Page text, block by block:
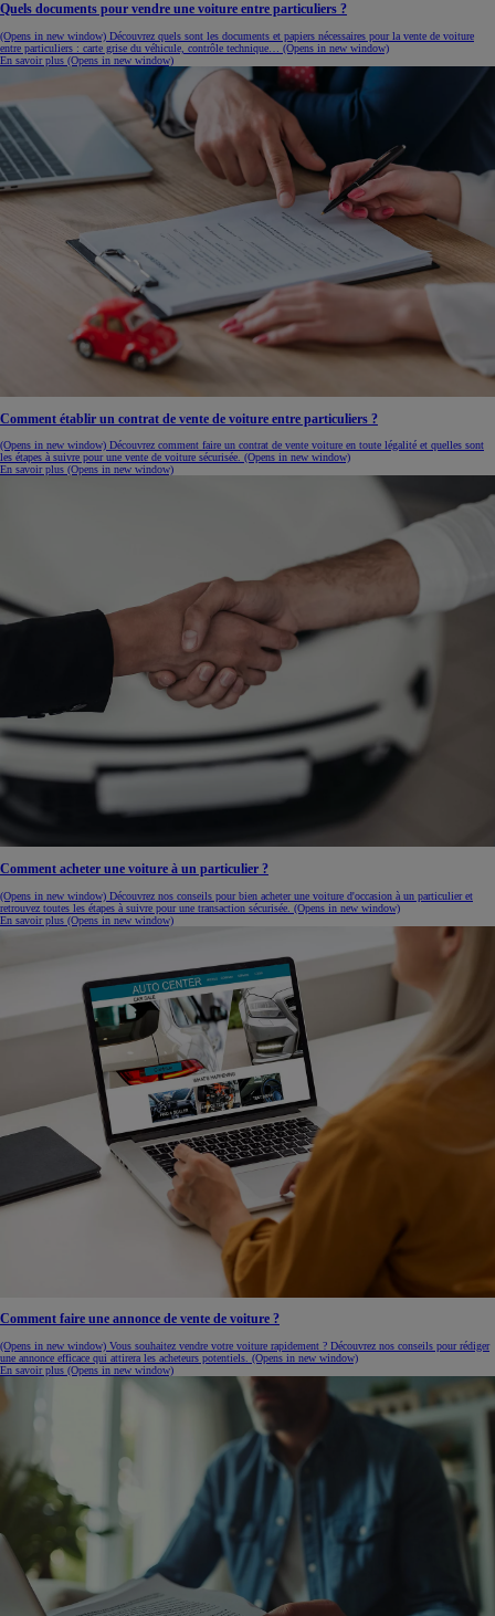
Quels documents pour vendre une voiture entre particuliers ?
(Opens in new window) Découvrez quels sont les documents et papiers nécessaires pour la vente de voiture
entre particuliers : carte grise du véhicule, contrôle technique… (Opens in new window)
En savoir plus (Opens in new window)
Comment établir un contrat de vente de voiture entre particuliers ?
(Opens in new window) Découvrez comment faire un contrat de vente voiture en toute légalité et quelles sont
les étapes à suivre pour une vente de voiture sécurisée. (Opens in new window)
En savoir plus (Opens in new window)
Comment acheter une voiture à un particulier ?
(Opens in new window) Découvrez nos conseils pour bien acheter une voiture d'occasion à un particulier et
retrouvez toutes les étapes à suivre pour une transaction sécurisée. (Opens in new window)
En savoir plus (Opens in new window)
Comment faire une annonce de vente de voiture ?
(Opens in new window) Vous souhaitez vendre votre voiture rapidement ? Découvrez nos conseils pour rédiger
une annonce efficace qui attirera les acheteurs potentiels. (Opens in new window)
En savoir plus (Opens in new window)